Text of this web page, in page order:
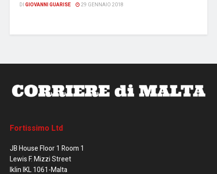
DI GIOVANNI GUARISE 29 GENNAIO 2018
Fortissimo Ltd
JB House Floor 1 Room 1
Lewis F. Mizzi Street
Iklin IKL 1061-Malta